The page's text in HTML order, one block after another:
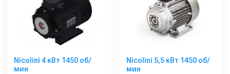
Nicolini 4 кВт 1450 об/
мин
Nicolini 5,5 кВт 1450 об/
мин